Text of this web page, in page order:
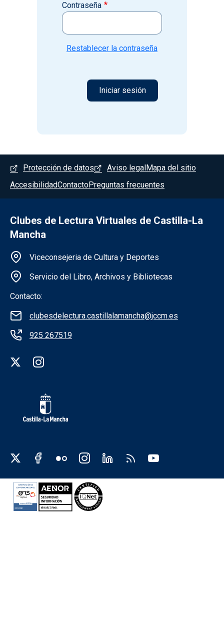
Contraseña
Restablecer la contraseña
Menú del pie
Protección de datos Aviso legal Mapa del sitio
AccesibilidadContactoPreguntas frecuentes
Clubes de Lectura Virtuales de Castilla-La
Mancha
Información de la institución
Viceconsejeria de Cultura y Deportes
Servicio del Libro, Archivos y Bibliotecas
Contacto:
clubesdelectura.castillalamancha@jccm.es
925 267519
Redes sociales institución
Redes sociales JCCM